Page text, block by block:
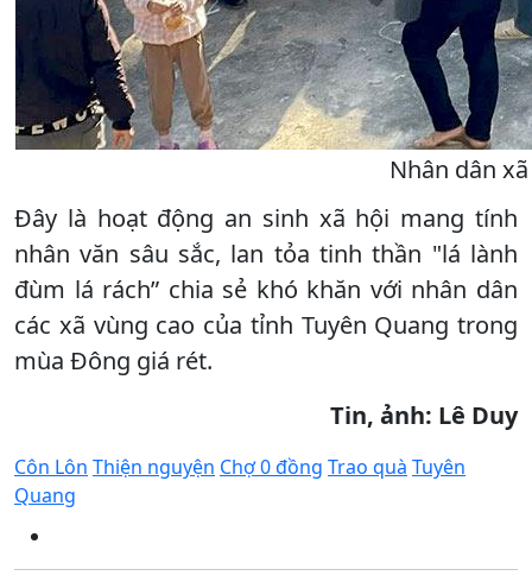
Nhân dân
Đây là hoạt động an sinh xã hội mang tính
nhân văn sâu sắc, lan tỏa tinh thần "lá lành
đùm lá rách” chia sẻ khó khăn với nhân dân
các xã vùng cao của tỉnh Tuyên Quang trong
mùa Đông giá rét.
Tin, ảnh: Lê Duy
Côn Lôn Thiện nguyện Chợ 0 đồng Trao quà Tuyên
Quang